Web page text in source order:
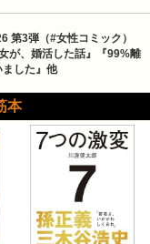
第3弾（#女性コミック）
が、婚活した話』『99%離
した』他
本